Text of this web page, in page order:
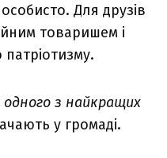
Для друзів
товаришем і
одного з найкращих
у громаді.